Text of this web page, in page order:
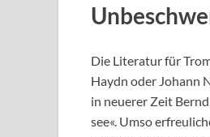
Die Literatur für
Haydn oder Johann
in neuerer Zeit
see«. Umso